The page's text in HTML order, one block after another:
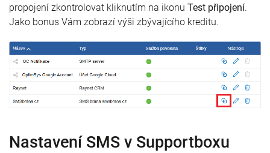
propojení zkontrolovat kliknutím na ikonu Test připojení.
Jako bonus Vám zobrazí výši zbývajícího kreditu.
Nastavení SMS v Supportboxu